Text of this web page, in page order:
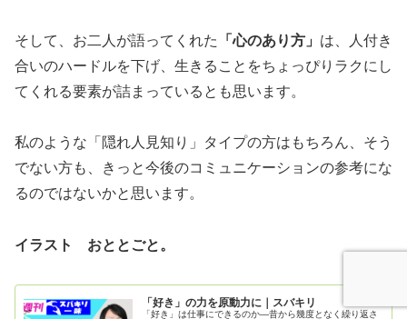
そして、お二人が語ってくれた 「心のあり方」 は、人付き
合いのハードルを下げ、生きることをちょっぴりラクにし
てくれる要素が詰まっているとも思います。
私のような「隠れ人見知り」タイプの方はもちろん、そう
でない方も、きっと今後のコミュニケーションの参考にな
るのではないかと思います。
イラスト おととごと。
「好き」の力を原動力に｜スバキリ
「好き」は仕事にできるのか―昔から幾度となく繰り返さ